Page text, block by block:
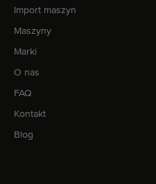
Import maszyn
Maszyny
Marki
O nas
FAQ
Kontakt
Blog